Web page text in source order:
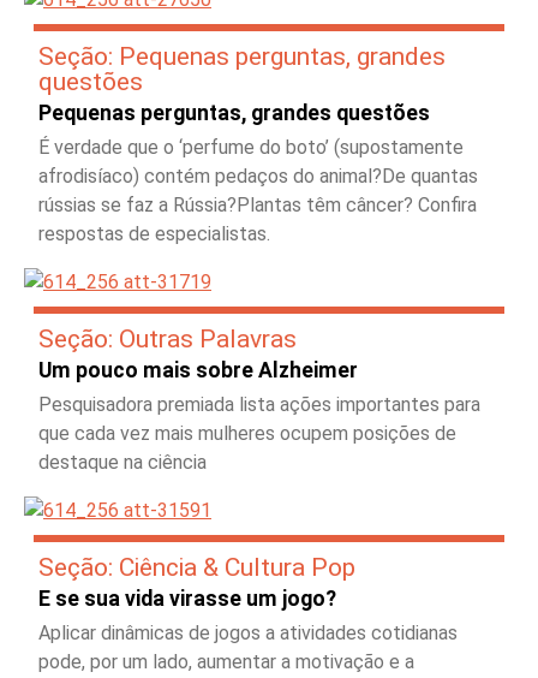
Seção: Pequenas perguntas, grandes
questões
Pequenas perguntas, grandes questões
É verdade que o ‘perfume do boto’ (supostamente
afrodisíaco) contém pedaços do animal?De quantas
rússias se faz a Rússia?Plantas têm câncer? Confira
respostas de especialistas.
Seção: Outras Palavras
Um pouco mais sobre Alzheimer
Pesquisadora premiada lista ações importantes para
que cada vez mais mulheres ocupem posições de
destaque na ciência
Seção: Ciência & Cultura Pop
E se sua vida virasse um jogo?
Aplicar dinâmicas de jogos a atividades cotidianas
pode, por um lado, aumentar a motivação e a